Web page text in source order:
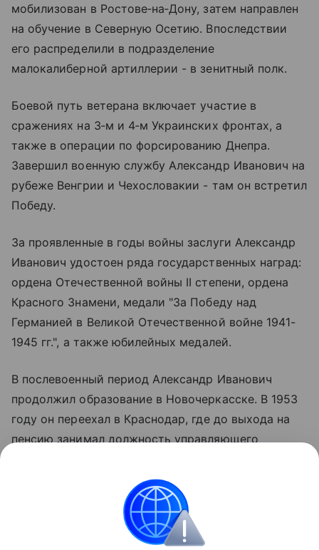
мобилизован в Ростове‑на‑Дону, затем направлен
на обучение в Северную Осетию. Впоследствии
его распределили в подразделение
малокалиберной артиллерии - в зенитный полк.
Боевой путь ветерана включает участие в
сражениях на 3‑м и 4‑м Украинских фронтах, а
также в операции по форсированию Днепра.
Завершил военную службу Александр Иванович на
рубеже Венгрии и Чехословакии - там он встретил
Победу.
За проявленные в годы войны заслуги Александр
Иванович удостоен ряда государственных наград:
ордена Отечественной войны II степени, ордена
Красного Знамени, медали "За Победу над
Германией в Великой Отечественной войне 1941-
1945 гг.", а также юбилейных медалей.
В послевоенный период Александр Иванович
продолжил образование в Новочеркасске. В 1953
году он переехал в Краснодар, где до выхода на
пенсию занимал должность управляющего
"Желаю Александру Ивановичу крепкого здоровья,
бодрости духа и благополучия!" - написал
Вениамин Кондратьев.